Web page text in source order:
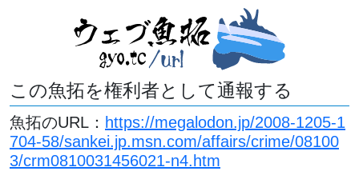
この魚拓を権利者として通報する
魚拓のURL： https://megalodon.jp/2008-1205-1
704-58/sankei.jp.msn.com/affairs/crime/08100
3/crm0810031456021-n4.htm